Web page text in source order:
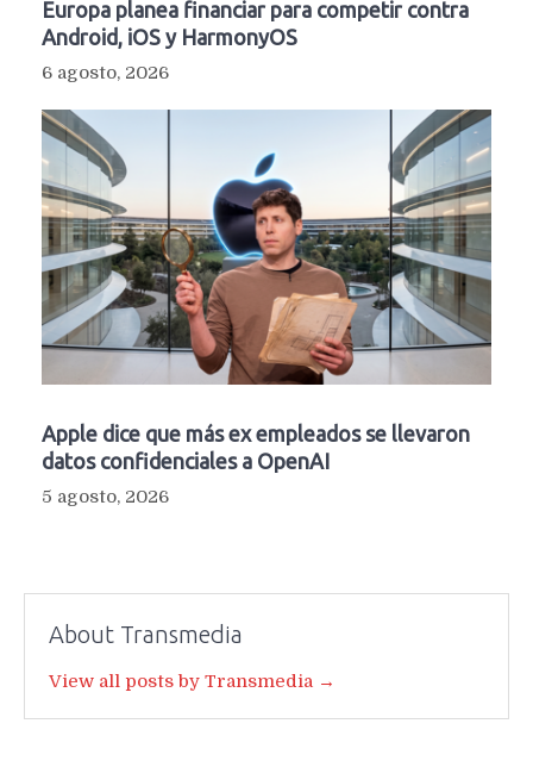
Europa planea financiar para competir contra
Android, iOS y HarmonyOS
6 agosto, 2026
Apple dice que más ex empleados se llevaron
datos confidenciales a OpenAI
5 agosto, 2026
About Transmedia
View all posts by Transmedia →